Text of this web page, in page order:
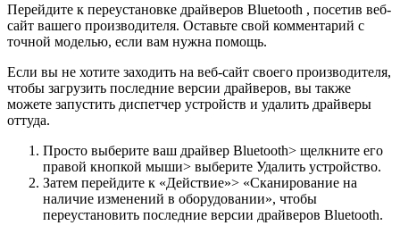
Перейдите к переустановке драйверов Bluetooth , посетив веб-
сайт вашего производителя. Оставьте свой комментарий с
точной моделью, если вам нужна помощь.
Если вы не хотите заходить на веб-сайт своего производителя,
чтобы загрузить последние версии драйверов, вы также
можете запустить диспетчер устройств и удалить драйверы
оттуда.
Просто выберите ваш драйвер Bluetooth> щелкните его
правой кнопкой мыши> выберите Удалить устройство.
Затем перейдите к «Действие»> «Сканирование на
наличие изменений в оборудовании», чтобы
переустановить последние версии драйверов Bluetooth.